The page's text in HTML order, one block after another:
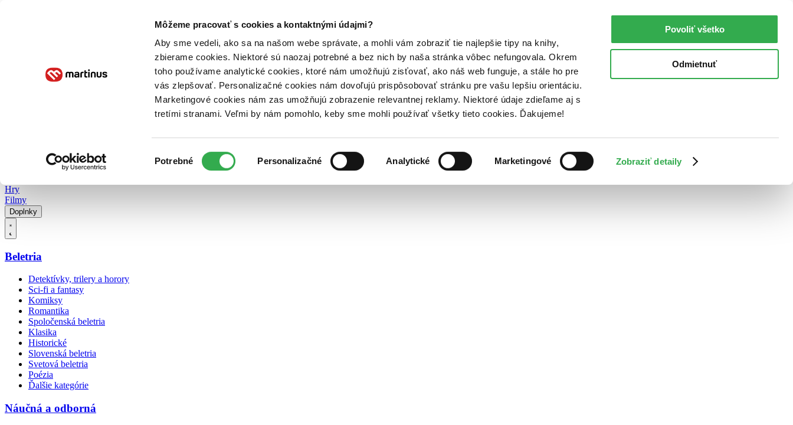
Môžeme pracovať s cookies a kontaktnými údajmi?
Aby sme vedeli, ako sa na našom webe správate, a mohli vám zobraziť tie najlepšie tipy na knihy,
zbierame cookies. Niektoré sú naozaj potrebné a bez nich by naša stránka vôbec nefungovala. Okrem
toho používame analytické cookies, ktoré nám umožňujú zisťovať, ako náš web funguje, a stále ho pre
vás zlepšovať. Personalizačné cookies nám dovoľujú prispôsobovať stránku pre vašu lepšiu orientáciu.
Marketingové cookies nám zas umožňujú zobrazenie relevantnej reklamy. Niektoré údaje zdieľame aj s
tretími stranami. Veľmi by nám pomohlo, keby sme mohli používať všetky tieto cookies. Ďakujeme!
súhlasu
Potrebné Personalizačné Analytické Marketingové Zobraziť detaily
Povoliť všetko
Odmietnuť
Poukážky Kontakt
Hry
Filmy
Doplnky
Beletria
Detektívky, trilery a horory
Sci-fi a fantasy
Komiksy
Romantika
Spoločenská beletria
Klasika
Historické
Slovenská beletria
Svetová beletria
Poézia
Ďalšie kategórie
Náučná a odborná